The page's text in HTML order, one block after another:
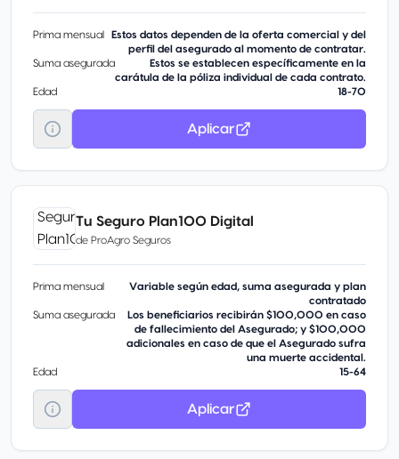
Prima mensual
Estos datos dependen de la oferta comercial y del
perfil del asegurado al momento de contratar.
Suma asegurada
Estos se establecen específicamente en la
carátula de la póliza individual de cada contrato.
Edad
18-70
Aplicar
Tu Seguro Plan100 Digital
de ProAgro Seguros
Prima mensual
Variable según edad, suma asegurada y plan
contratado
Suma asegurada
Los beneficiarios recibirán $100,000 en caso
de fallecimiento del Asegurado; y $100,000
adicionales en caso de que el Asegurado sufra
una muerte accidental.
Edad
15-64
Aplicar